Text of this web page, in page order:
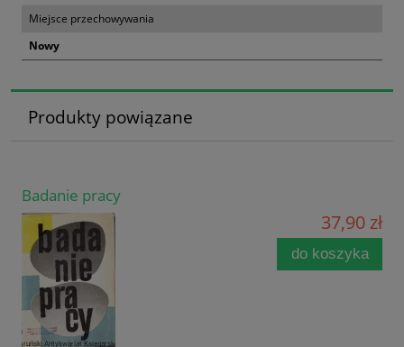
Miejsce przechowywania
Nowy
Produkty powiązane
Badanie pracy
37,90 zł
do koszyka